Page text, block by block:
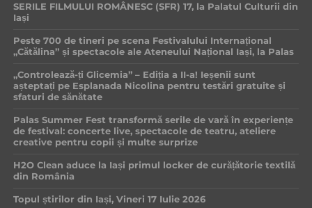
SERILE FILMULUI ROMÂNESC (SFR) 17, la Palatul Culturii din
Iași
Peste 700 de tineri pe scena Festivalului Internațional
„Cătălina” și spectacole ale Ateneului Național Iași, la Palas
„Controlează-ți Glicemia” – Ediția a II-a! Ieșenii sunt
așteptați pe Esplanada Nicolina pentru testări gratuite și
sfaturi de sănătate
Palas Summer Fest transformă serile de vară în experiențe
de festival: concerte live, spectacole de teatru, ateliere
creative pentru copii și multe surprize
H2O Clean aduce la Iași primul locker de curățătorie textilă
din România
Topul știrilor din Iași, Vineri 17 Iulie 2026